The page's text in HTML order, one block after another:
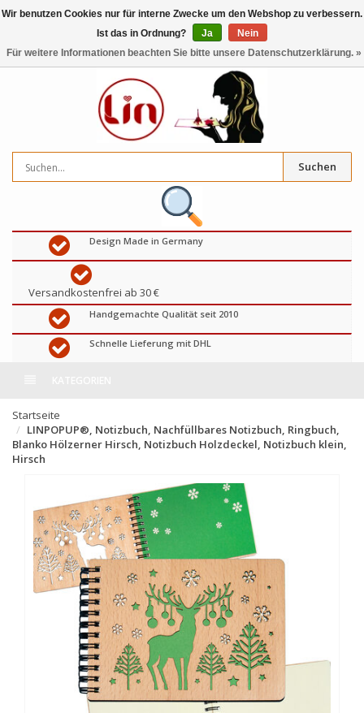
artikel
Suchen
Design Made in Germany
Versandkostenfrei ab 30 €
Handgemachte Qualität seit 2010
Schnelle Lieferung mit DHL
Startseite
LINPOPUP®, Notizbuch, Nachfüllbares Notizbuch, Ringbuch,
Blanko Hölzerner Hirsch, Notizbuch Holzdeckel, Notizbuch klein,
Hirsch
Wir benutzen Cookies nur für interne Zwecke um den Webshop zu verbessern.
Ist das in Ordnung?
Ja
Nein
Für weitere Informationen beachten Sie bitte unsere Datenschutzerklärung. »